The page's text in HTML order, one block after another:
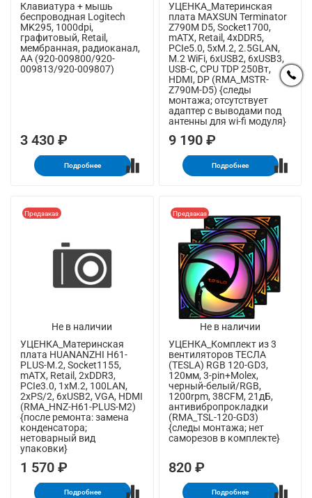
Клавиатура + мышь
беспроводная Logitech
MK295, 1000dpi,
графитовый, Retail,
мембранная, радиоканал,
AA (920-009800/920-
009813/920-009807)
3 430 ₽
Подробнее
УЦЕНКА_Материнская
плата MAXSUN Terminator
Z790M D5, Socket1700,
mATX, Retail, 4xDDR5,
PCIe5.0, 5xM.2, 2.5GLAN,
M.2 WiFi, 6xUSB2, 6xUSB3,
USB-C, CPU TDP 250Вт,
HDMI, DP (RMA_MSTR-
Z790M-D5) {следы
монтажа; отсутствует
адаптер с выводами под
антенны для wi-fi модуля}
9 190 ₽
Подробнее
Не в наличии
Предзаказ
УЦЕНКА_Материнская
плата HUANANZHI H61-
PLUS-M.2, Socket1155,
mATX, Retail, 2xDDR3,
PCIe3.0, 1xM.2, 100LAN,
2xPS/2, 6xUSB2, VGA, HDMI
(RMA_HNZ-H61-PLUS-M2)
{после ремонта: замена
конденсатора;
нетоварный вид
упаковки}
1 570 ₽
Подробнее
Не в наличии
Предзаказ
УЦЕНКА_Комплект из 3
вентиляторов ТЕСЛА
(TESLA) RGB 120-GD3,
120мм, 3-pin+Molex,
черный-белый/RGB,
1200rpm, 38CFM, 21дБ,
антивибропрокладки
(RMA_TSL-120-GD3)
{следы монтажа; нет
саморезов в комплекте}
820 ₽
Подробнее